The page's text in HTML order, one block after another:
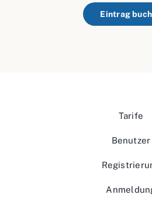
Eintrag
Tarife
Benutzer